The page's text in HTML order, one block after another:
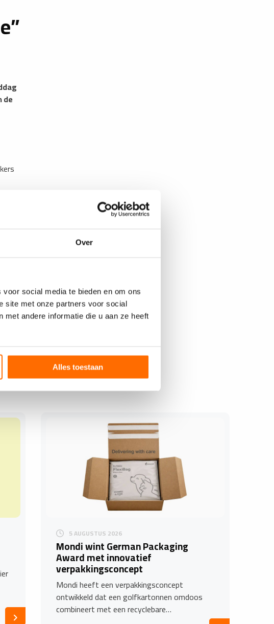
Over
social media te bieden en om ons
site met onze partners voor social
met andere informatie die u aan ze heeft
Alles toestaan
de
te
Den
5 AUGUSTUS 2026
Mondi wint German Packaging
Award met innovatief
verpakkingsconcept
Mondi heeft een verpakkingsconcept
ontwikkeld dat een golfkartonnen omdoos
combineert met een recyclebare…